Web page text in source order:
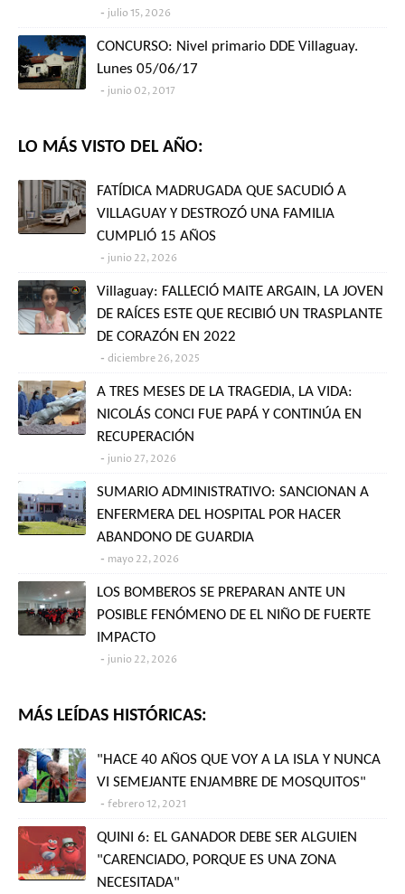
julio 15, 2026
CONCURSO: Nivel primario DDE Villaguay.
Lunes 05/06/17
junio 02, 2017
LO MÁS VISTO DEL AÑO:
FATÍDICA MADRUGADA QUE SACUDIÓ A
VILLAGUAY Y DESTROZÓ UNA FAMILIA
CUMPLIÓ 15 AÑOS
junio 22, 2026
Villaguay: FALLECIÓ MAITE ARGAIN, LA JOVEN
DE RAÍCES ESTE QUE RECIBIÓ UN TRASPLANTE
DE CORAZÓN EN 2022
diciembre 26, 2025
A TRES MESES DE LA TRAGEDIA, LA VIDA:
NICOLÁS CONCI FUE PAPÁ Y CONTINÚA EN
RECUPERACIÓN
junio 27, 2026
SUMARIO ADMINISTRATIVO: SANCIONAN A
ENFERMERA DEL HOSPITAL POR HACER
ABANDONO DE GUARDIA
mayo 22, 2026
LOS BOMBEROS SE PREPARAN ANTE UN
POSIBLE FENÓMENO DE EL NIÑO DE FUERTE
IMPACTO
junio 22, 2026
MÁS LEÍDAS HISTÓRICAS:
"HACE 40 AÑOS QUE VOY A LA ISLA Y NUNCA
VI SEMEJANTE ENJAMBRE DE MOSQUITOS"
febrero 12, 2021
QUINI 6: EL GANADOR DEBE SER ALGUIEN
"CARENCIADO, PORQUE ES UNA ZONA
NECESITADA"